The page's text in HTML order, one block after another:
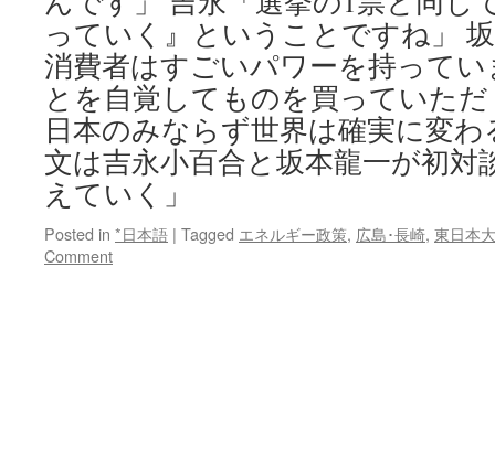
っていく』ということですね」
消費者はすごいパワーを持って
とを自覚してものを買っていた
日本のみならず世界は確実に変
文は吉永小百合と坂本龍一が初対
えていく」
Posted in *日本語 | Tagged エネルギー政策, 広島･長崎, 東日本
Comment